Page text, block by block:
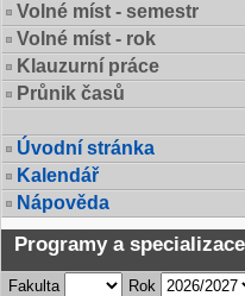
Volné míst - semestr
Volné míst - rok
Klauzurní práce
Průnik časů
Úvodní stránka
Kalendář
Nápověda
Programy a
Fakulta Rok